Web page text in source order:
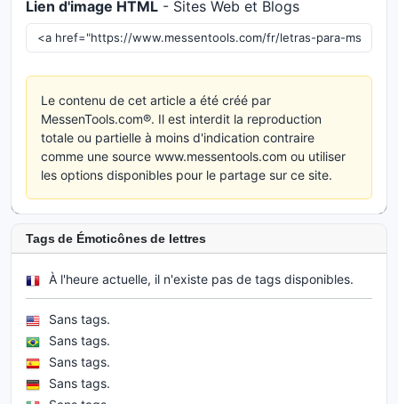
Lien d'image HTML - Sites Web et Blogs
Le contenu de cet article a été créé par
MessenTools.com®. Il est interdit la reproduction
totale ou partielle à moins d'indication contraire
comme une source www.messentools.com ou utiliser
les options disponibles pour le partage sur ce site.
Tags de Émoticônes de lettres
À l'heure actuelle, il n'existe pas de tags disponibles.
Sans tags.
Sans tags.
Sans tags.
Sans tags.